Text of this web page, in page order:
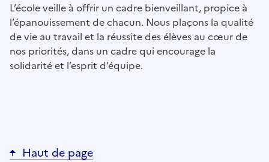
L’école veille à offrir un cadre bienveillant, propice à
l’épanouissement de chacun. Nous plaçons la qualité
de vie au travail et la réussite des élèves au cœur de
nos priorités, dans un cadre qui encourage la
solidarité et l’esprit d’équipe.
Haut de page